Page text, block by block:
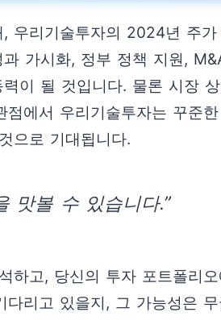
우리기술투자의 2024년 주가
가시화, 정부 정책 지원,
이 될 것입니다. 물론 시장
에서 우리기술투자는 꾸준
으로 기대됩니다.
맛볼 수 있습니다.”
하고, 당신의 투자 포트폴리오
리고 있을지, 그 가능성은 무